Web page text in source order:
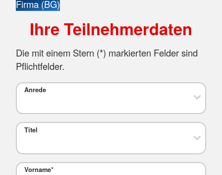
Firma (BG)
Ihre Teilnehmerdaten
Die mit einem Stern (*) markierten Felder sind
Pflichtfelder.
Anrede
Titel
Vorname*